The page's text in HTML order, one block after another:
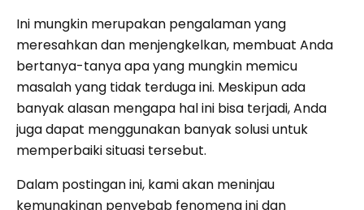
Ini mungkin merupakan pengalaman yang
meresahkan dan menjengkelkan, membuat Anda
bertanya-tanya apa yang mungkin memicu
masalah yang tidak terduga ini. Meskipun ada
banyak alasan mengapa hal ini bisa terjadi, Anda
juga dapat menggunakan banyak solusi untuk
memperbaiki situasi tersebut.
Dalam postingan ini, kami akan meninjau
kemungkinan penyebab fenomena ini dan